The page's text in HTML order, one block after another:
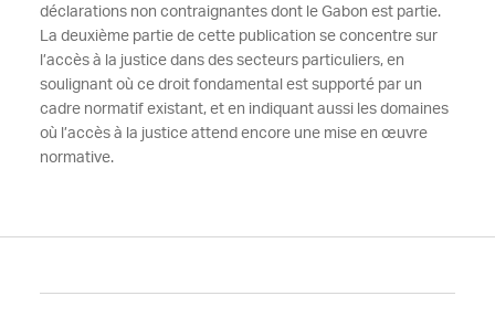
déclarations non contraignantes dont le Gabon est partie.
La deuxième partie de cette publication se concentre sur
l’accès à la justice dans des secteurs particuliers, en
soulignant où ce droit fondamental est supporté par un
cadre normatif existant, et en indiquant aussi les domaines
où l’accès à la justice attend encore une mise en œuvre
normative.